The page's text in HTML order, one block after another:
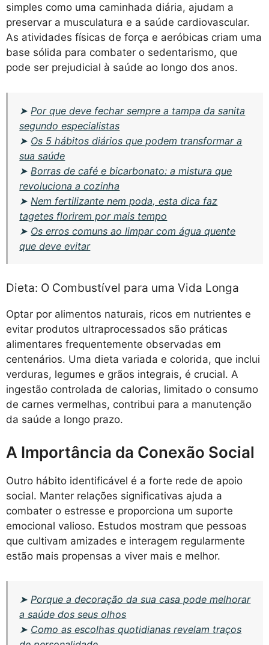
simples como uma caminhada diária, ajudam a
preservar a musculatura e a saúde cardiovascular.
As atividades físicas de força e aeróbicas criam uma
base sólida para combater o sedentarismo, que
pode ser prejudicial à saúde ao longo dos anos.
➤ Por que deve fechar sempre a tampa da sanita
segundo especialistas
➤ Os 5 hábitos diários que podem transformar a
sua saúde
➤ Borras de café e bicarbonato: a mistura que
revoluciona a cozinha
➤ Nem fertilizante nem poda, esta dica faz
tagetes florirem por mais tempo
➤ Os erros comuns ao limpar com água quente
que deve evitar
Dieta: O Combustível para uma Vida Longa
Optar por alimentos naturais, ricos em nutrientes e
evitar produtos ultraprocessados são práticas
alimentares frequentemente observadas em
centenários. Uma dieta variada e colorida, que inclui
verduras, legumes e grãos integrais, é crucial. A
ingestão controlada de calorias, limitado o consumo
de carnes vermelhas, contribui para a manutenção
da saúde a longo prazo.
A Importância da Conexão Social
Outro hábito identificável é a forte rede de apoio
social. Manter relações significativas ajuda a
combater o estresse e proporciona um suporte
emocional valioso. Estudos mostram que pessoas
que cultivam amizades e interagem regularmente
estão mais propensas a viver mais e melhor.
➤ Porque a decoração da sua casa pode melhorar
a saúde dos seus olhos
➤ Como as escolhas quotidianas revelam traços